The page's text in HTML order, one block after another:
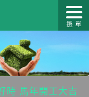
幸福工
藝
客戶服
時 馬年開工大吉